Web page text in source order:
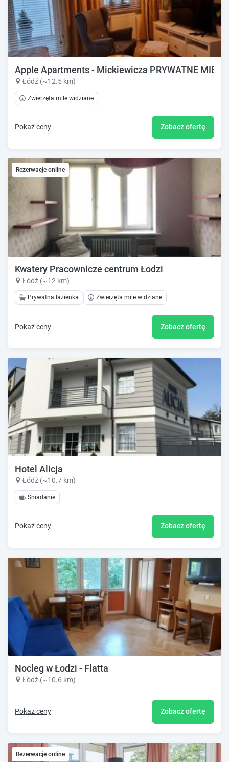
Apple Apartments - Mickiewicza PRYWATNE
Łódź (~12.5 km)
Zwierzęta mile widziane
Pokaż ceny Zobacz ofertę
Rezerwacje online
Kwatery Pracownicze centrum Łodzi
Łódź (~12 km)
Prywatna łazienka Zwierzęta mile widziane
Pokaż ceny Zobacz ofertę
Hotel Alicja
Łódź (~10.7 km)
Śniadanie
Pokaż ceny Zobacz ofertę
Nocleg w Łodzi - Flatta
Łódź (~10.6 km)
Pokaż ceny Zobacz ofertę
Rezerwacje online